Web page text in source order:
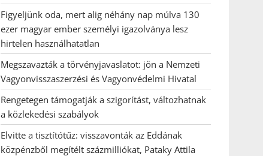
Figyeljünk oda, mert alig néhány nap múlva 130
ezer magyar ember személyi igazolványa lesz
hirtelen használhatatlan
Megszavazták a törvényjavaslatot: jön a Nemzeti
Vagyonvisszaszerzési és Vagyonvédelmi Hivatal
Rengetegen támogatják a szigorítást, változhatnak
a közlekedési szabályok
Elvitte a tisztítótűz: visszavonták az Eddának
közpénzből megítélt százmilliókat, Pataky Attila